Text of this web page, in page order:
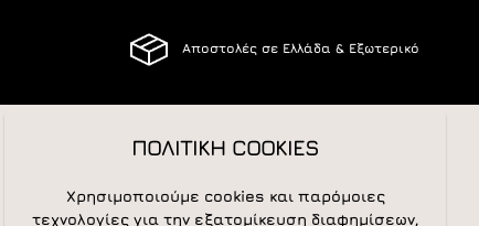
Αποστολές σε Ελλάδα & Εξωτερικό
ΠΟΛΙΤΙΚΗ COOKIES
Χρησιμοποιούμε cookies και παρόμοιες
τεχνολογίες για την εξατομίκευση διαφημίσεων,